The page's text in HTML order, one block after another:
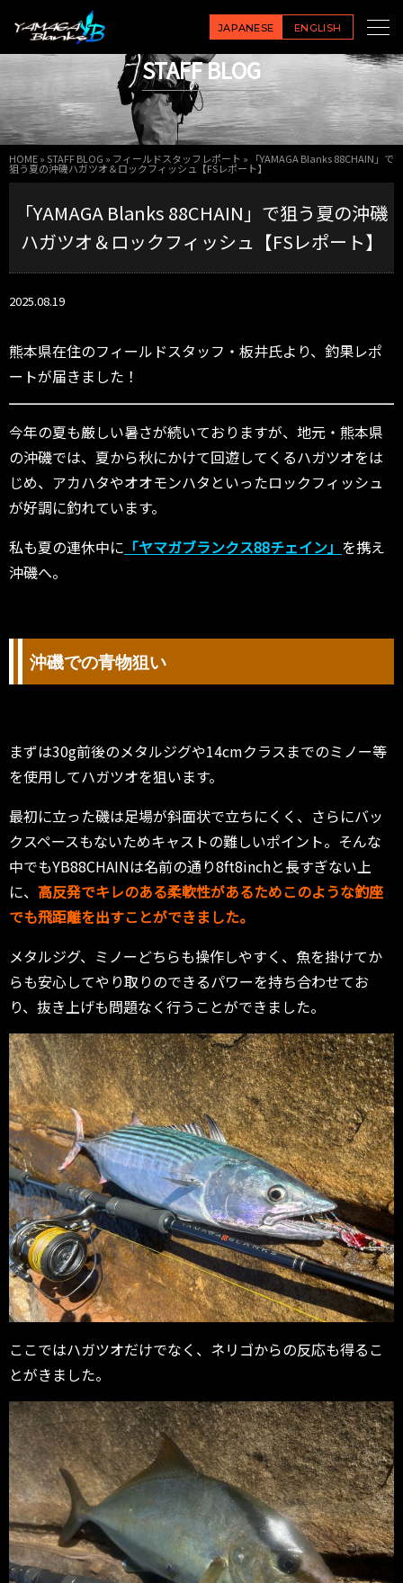
JAPANESE ENGLISH
STAFF BLOG
HOME»STAFF BLOG » フィールドスタッフレポート » 「YAMAGA Blanks 88CHAIN」で
狙う夏の沖磯ハガツオ＆ロックフィッシュ【FSレポート】
「YAMAGA Blanks 88CHAIN」で狙う夏の沖磯
ハガツオ＆ロックフィッシュ【FSレポート】
2025.08.19
熊本県在住のフィールドスタッフ・板井氏より、釣果レポ
ートが届きました！
今年の夏も厳しい暑さが続いておりますが、地元・熊本県
の沖磯では、夏から秋にかけて回遊してくるハガツオをは
じめ、アカハタやオオモンハタといったロックフィッシュ
が好調に釣れています。
私も夏の連休中に 「ヤマガブランクス88チェイン」 を携え
沖磯へ。
沖磯での青物狙い
まずは30g前後のメタルジグや14cmクラスまでのミノー等
を使用してハガツオを狙います。
最初に立った磯は足場が斜面状で立ちにくく、さらにバッ
クスペースもないためキャストの難しいポイント。そんな
中でもYB88CHAINは名前の通り8ft8inchと長すぎない上
に、 高反発でキレのある柔軟性があるためこのような釣座
でも飛距離を出すことができました。
メタルジグ、ミノーどちらも操作しやすく、魚を掛けてか
らも安心してやり取りのできるパワーを持ち合わせてお
り、抜き上げも問題なく行うことができました。
ここではハガツオだけでなく、ネリゴからの反応も得るこ
とがきました。